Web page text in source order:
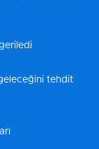
tehdit